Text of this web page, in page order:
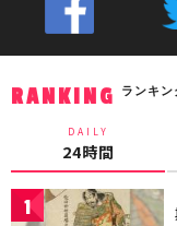
RANKING ランキン
DAILY
24時間
1